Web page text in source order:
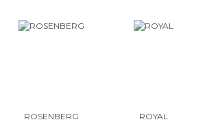
ROSENBERG ROYAL